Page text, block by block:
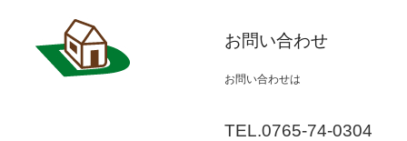
お問い合わせ
お問い合わせは
TEL.0765-74-0304